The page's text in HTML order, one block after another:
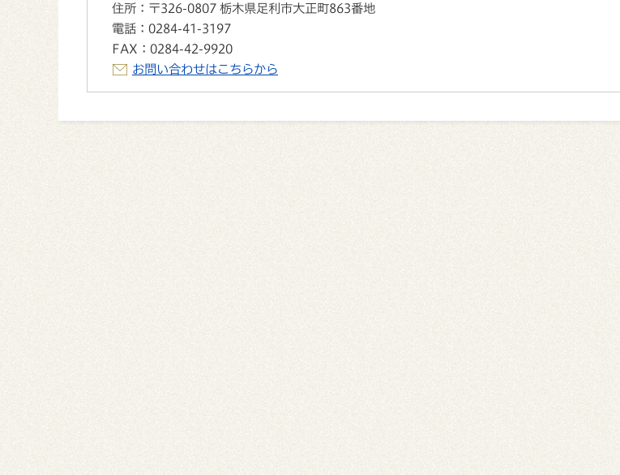
住所： 〒326-0807 栃木県足利市大正町863番地
電話： 0284-41-3197
FAX： 0284-42-9920
お問い合わせはこちらから